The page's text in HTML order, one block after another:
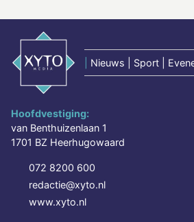
Nieuws | Sport |
Hoofdvestiging:
van Benthuizenlaan 1
1701 BZ Heerhugowaard
072 8200 600
redactie@xyto.nl
www.xyto.nl